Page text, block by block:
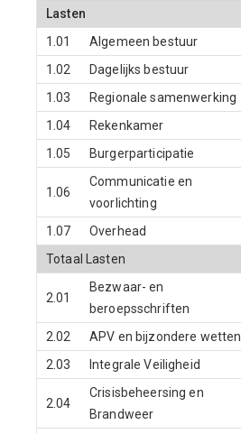
Lasten
1.01
Algemeen bestuur
1.02
Dagelijks bestuur
1.03
Regionale samenwerking
1.04
Rekenkamer
1.05
Burgerparticipatie
1.06
Communicatie en
voorlichting
1.07 Overhead
Totaal Lasten
2.01
Bezwaar- en
beroepsschriften
2.02 APV en bijzondere wetten
2.03
Integrale Veiligheid
2.04
Crisisbeheersing en
Brandweer